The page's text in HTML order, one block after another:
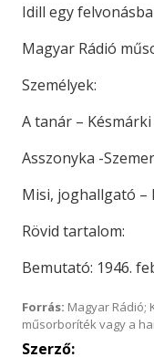
Idill egy
Magyar Rádió
Személyek:
A tanár –
Asszonyka -
Misi, joghallgató –
Rövid tartalom:
Bemutató: 1946.
Forrás: Magyar Rádió;
műsorboríték vagy a
Szerző: